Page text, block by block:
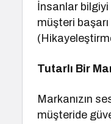
İnsanlar bilgiyi
müşteri
Tutarlı Bir
Markanızın
müşteride